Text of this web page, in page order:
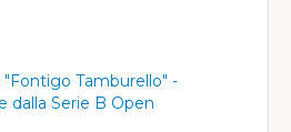
Tamburello" -
dalla Serie B Open